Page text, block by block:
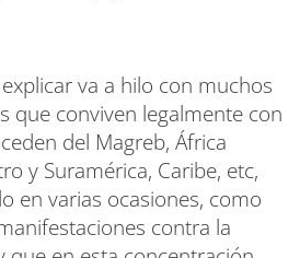
va a hilo con muchos
que conviven legalmente con
del Magreb, África
y Suramérica, Caribe, etc,
en varias ocasiones, como
contra la